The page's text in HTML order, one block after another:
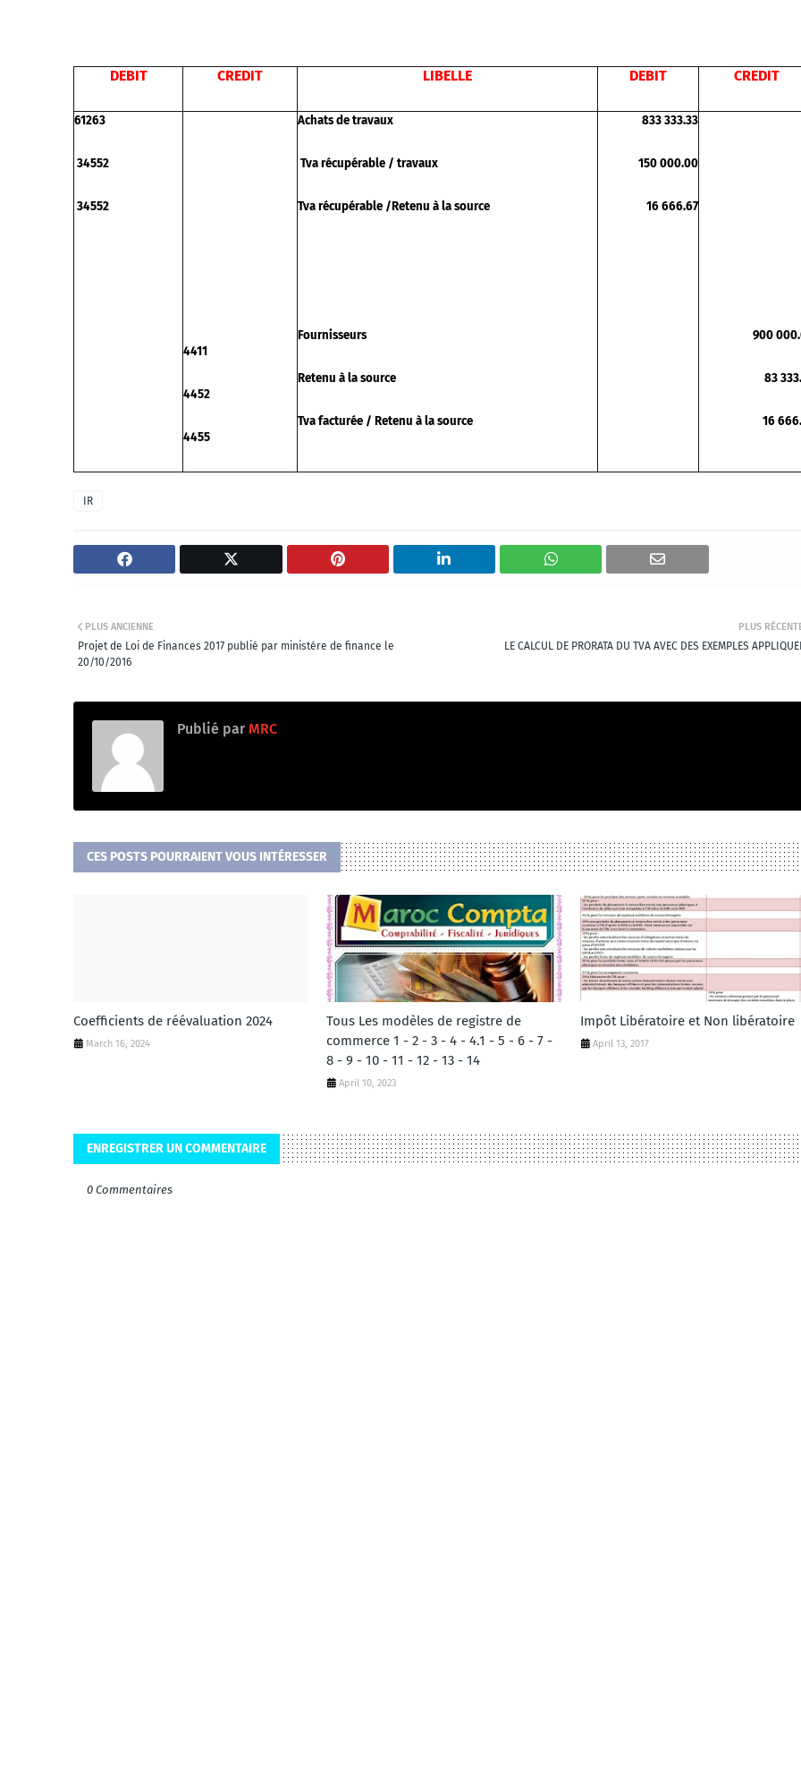
DEBIT CREDIT LIBELLE DEBIT CREDIT
61263
34552
34552
4411
4452
4455
Achats de travaux
Tva récupérable / travaux
Tva récupérable /Retenu à la source
Fournisseurs
Retenu à la source
Tva facturée / Retenu à la source
833 333.33
150 000.00
16 666.67
900
83
16
IR
PLUS
LE CALCUL DE PRORATA DU TVA AVEC DES EXEMPLES
PLUS ANCIENNE
Projet de Loi de Finances 2017 publié par ministére de finance le
20/10/2016
Publié par MRC
CES POSTS POURRAIENT VOUS INTÉRESSER
Coefficients de réévaluation 2024
March 16, 2024
Tous Les modèles de registre de
commerce 1 - 2 - 3 - 4 - 4.1 - 5 - 6 - 7 -
8 - 9 - 10 - 11 - 12 - 13 - 14
April 10, 2023
Impôt Libératoire et Non libératoire
April 13, 2017
ENREGISTRER UN COMMENTAIRE
0 Commentaires